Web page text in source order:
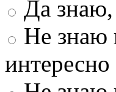
Да
Не знаю
интересно